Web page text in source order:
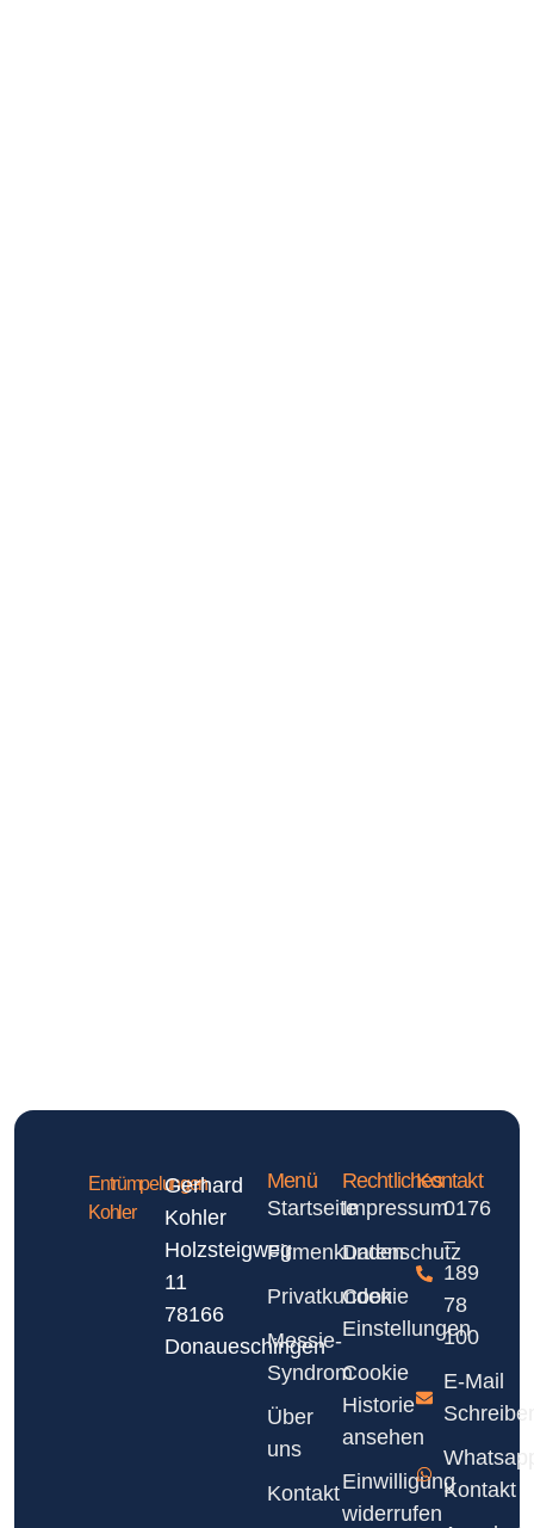
Entrümpelungen
Kohler
Gerhard
Kohler
Holzsteigweg
11
78166
Donaueschingen
Menü
Startseite
Firmenkunden
Privatkunden
Messie-
Syndrom
Über
uns
Kontakt
Rechtliches
Impressum
Datenschutz
Cookie
Einstellungen
Cookie
Historie
ansehen
Einwilligung
widerrufen
Kontakt
0176
–
189
78
100
E-Mail
Kontakt